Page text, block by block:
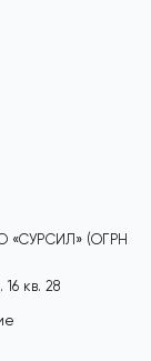
«СУРСИЛ» (ОГРН
кв. 28